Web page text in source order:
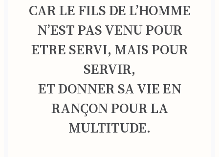
CAR LE FILS DE L’HOMME
N’EST PAS VENU POUR
ETRE SERVI, MAIS POUR
SERVIR,
ET DONNER SA VIE EN
RANÇON POUR LA
MULTITUDE.